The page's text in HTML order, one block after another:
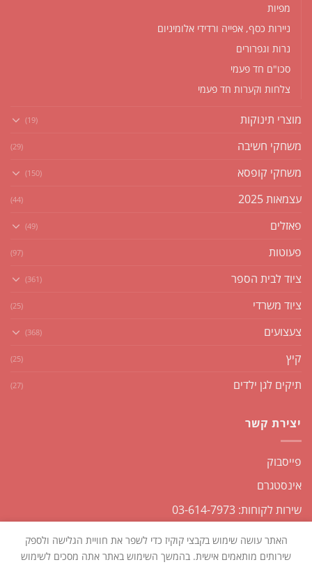
מפיות
ניירות כסף, אפייה ורדידי אלומיניום
נרות וגפרורים
סכו"ם חד פעמי
צלחות וקערות חד פעמי
מוצרי תינוקות (19)
משחקי חשיבה (29)
משחקי קופסא (150)
עצמאות 2025 (44)
פאזלים (49)
פעוטות (97)
ציוד לבית הספר (361)
ציוד משרדי (25)
צעצועים (368)
קיץ (25)
תיקים לגן ילדים (27)
יצירת קשר
פייסבוק
אינסטגרם
שירות לקוחות: 03-614-7973
האתר עושה שימוש בקבצי קוקיז כדי לשפר את חוויית הגלישה ולספק
שירותים מותאמים אישית. בהמשך השימוש באתר אתה מסכים לשימוש